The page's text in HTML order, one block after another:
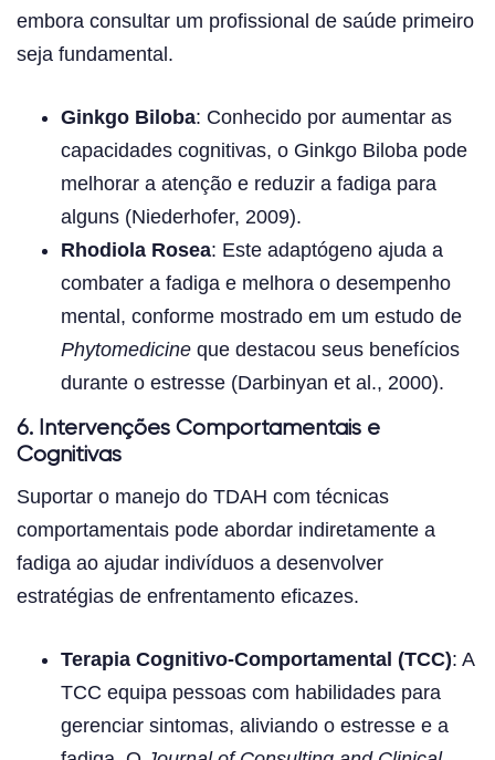
embora consultar um profissional de saúde primeiro
seja fundamental.
Ginkgo Biloba: Conhecido por aumentar as
capacidades cognitivas, o Ginkgo Biloba pode
melhorar a atenção e reduzir a fadiga para
alguns (Niederhofer, 2009).
Rhodiola Rosea: Este adaptógeno ajuda a
combater a fadiga e melhora o desempenho
mental, conforme mostrado em um estudo de
Phytomedicine que destacou seus benefícios
durante o estresse (Darbinyan et al., 2000).
6. Intervenções Comportamentais e
Cognitivas
Suportar o manejo do TDAH com técnicas
comportamentais pode abordar indiretamente a
fadiga ao ajudar indivíduos a desenvolver
estratégias de enfrentamento eficazes.
Terapia Cognitivo-Comportamental (TCC): A
TCC equipa pessoas com habilidades para
gerenciar sintomas, aliviando o estresse e a